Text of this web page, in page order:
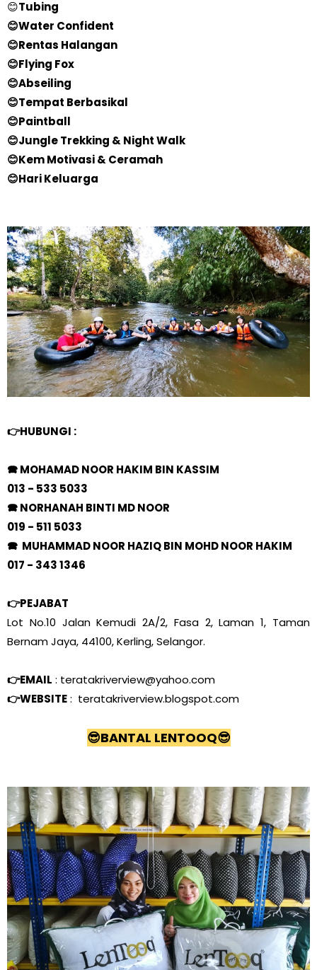
😊Tubing
😊Water Confident
😊Rentas Halangan
😊Flying Fox
😊Abseiling
😊Tempat Berbasikal
😊Paintball
😊Jungle Trekking & Night Walk
😊Kem Motivasi & Ceramah
😊Hari Keluarga
👉HUBUNGI :
🕿 MOHAMAD NOOR HAKIM BIN KASSIM
013 - 533 5033
🕿 NORHANAH BINTI MD NOOR
019 - 511 5033
🕿 MUHAMMAD NOOR HAZIQ BIN MOHD NOOR HAKIM
017 - 343 1346
👉PEJABAT
Lot No.10 Jalan Kemudi 2A/2, Fasa 2, Laman 1, Taman
Bernam Jaya, 44100, Kerling, Selangor.
👉EMAIL : teratakriverview@yahoo.com
👉WEBSITE: teratakriverview.blogspot.com
😎BANTAL LENTOOQ😎